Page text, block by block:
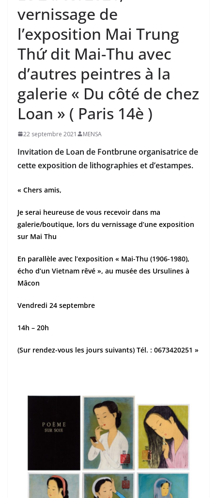
vernissage de
l’exposition Mai Trung
Thứ dit Mai-Thu avec
d’autres peintres à la
galerie « Du côté de chez
Loan » ( Paris 14è )
22 septembre 2021 MENSA
Invitation de Loan de Fontbrune organisatrice de
cette exposition de lithographies et d’estampes.
« Chers amis,
Je serai heureuse de vous recevoir dans ma
galerie/boutique, lors du vernissage d’une exposition
sur Mai Thu
En parallèle avec l’exposition « Mai-Thu (1906-1980),
écho d’un Vietnam rêvé », au musée des Ursulines à
Mâcon
Vendredi 24 septembre
14h – 20h
(Sur rendez-vous les jours suivants) Tél. : 0673420251 »